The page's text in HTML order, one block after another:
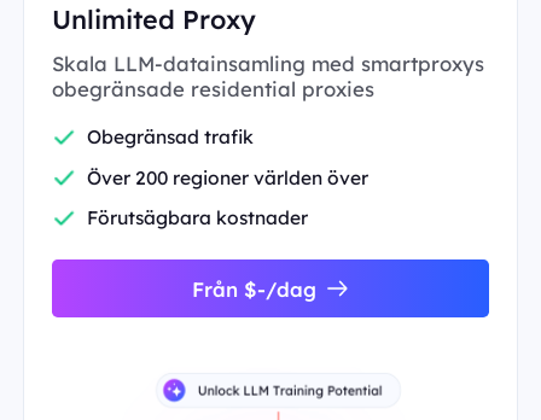
Unlimited Proxy
Skala LLM-datainsamling med smartproxys
obegränsade residential proxies
Obegränsad trafik
Över 200 regioner världen över
Förutsägbara kostnader
Från $-/dag